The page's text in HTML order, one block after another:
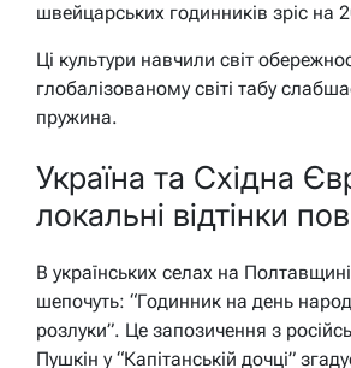
швейцарських годинників зріс на
Ці культури навчили світ
глобалізованому світі табу
пружина.
Україна та Східна
локальні відтінки
В українських селах на
шепочуть: “Годинник на день
розлуки”. Це запозичення з
Пушкін у “Капітанській дочці”